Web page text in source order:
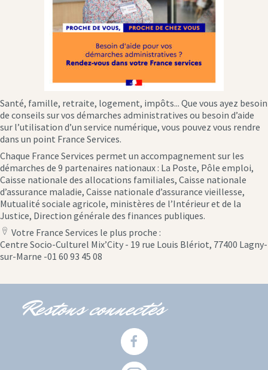
Santé, famille, retraite, logement, impôts... Que vous ayez besoin
de conseils sur vos démarches administratives ou besoin d’aide
sur l’utilisation d’un service numérique, vous pouvez vous rendre
dans un point France Services.
Chaque France Services permet un accompagnement sur les
démarches de 9 partenaires nationaux : La Poste, Pôle emploi,
Caisse nationale des allocations familiales, Caisse nationale
d’assurance maladie, Caisse nationale d’assurance vieillesse,
Mutualité sociale agricole, ministères de l’Intérieur et de la
Justice, Direction générale des finances publiques.
location
icon
Votre France Services le plus proche :
Centre Socio-Culturel Mix’City - 19 rue Louis Blériot, 77400 Lagny-
sur-Marne -01 60 93 45 08
Restons connectés